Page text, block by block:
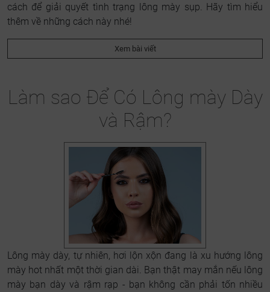
cách để giải quyết tình trạng lông mày sụp. Hãy tìm hiểu
thêm về những cách này nhé!
Xem bài viết
Làm sao Để Có Lông mày Dày
và Rậm?
Lông mày dày, tự nhiên, hơi lộn xộn đang là xu hướng lông
mày hot nhất một thời gian dài. Bạn thật may mắn nếu lông
mày bạn dày và rậm rạp - bạn không cần phải tốn nhiều